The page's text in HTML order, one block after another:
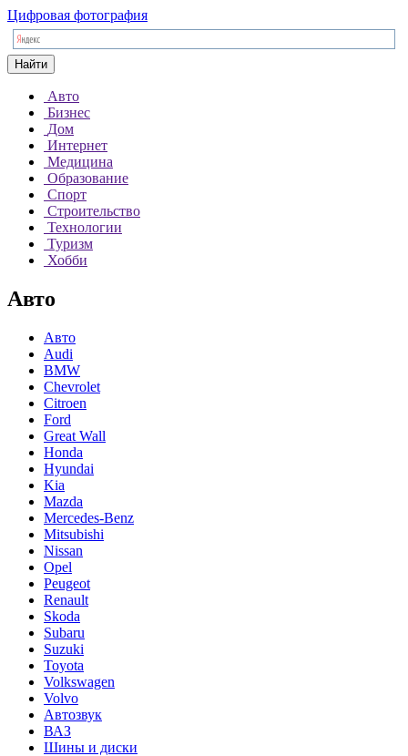
Цифровая фотография
Найти
Авто
Бизнес
Дом
Интернет
Медицина
Образование
Спорт
Строительство
Технологии
Туризм
Хобби
Авто
Авто
Audi
BMW
Chevrolet
Citroen
Ford
Great Wall
Honda
Hyundai
Kia
Mazda
Mercedes-Benz
Mitsubishi
Nissan
Opel
Peugeot
Renault
Skoda
Subaru
Suzuki
Toyota
Volkswagen
Volvo
Автозвук
ВАЗ
Шины и диски